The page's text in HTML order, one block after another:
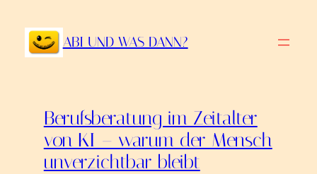
Inhalt
springen
ABI UND WAS DANN?
Berufsberatung im Zeitalter
von KI – warum der Mensch
unverzichtbar bleibt